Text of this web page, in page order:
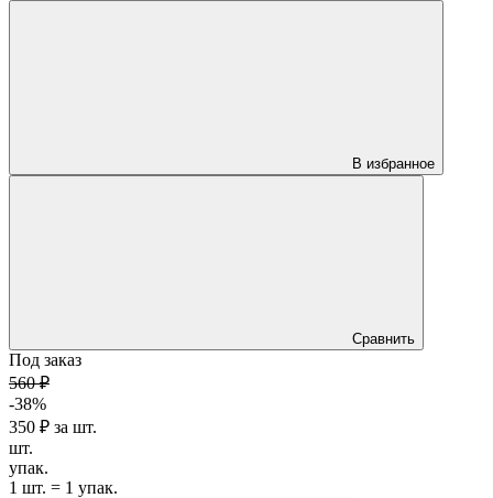
В избранное
Сравнить
Под заказ
560 ₽
-38%
350 ₽ за шт.
шт.
упак.
1 шт. = 1 упак.